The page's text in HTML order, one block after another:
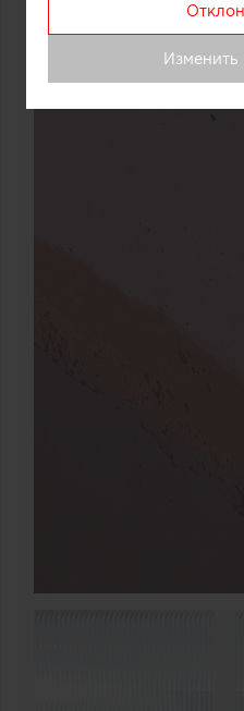
Изменить